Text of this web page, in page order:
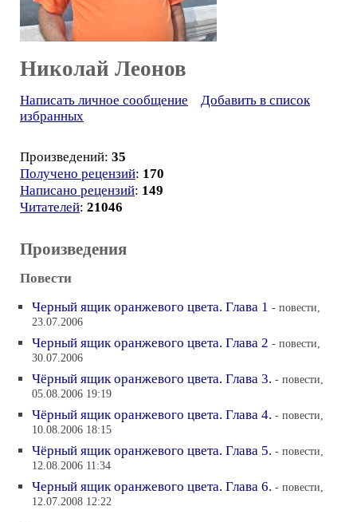
Николай Леонов
Написать личное сообщение
Добавить в список
избранных
Произведений: 35
Получено рецензий: 170
Написано рецензий: 149
Читателей: 21046
Произведения
Повести
Черный ящик оранжевого цвета. Глава 1 - повести,
23.07.2006
Черный ящик оранжевого цвета. Глава 2 - повести,
30.07.2006
Чёрный ящик оранжевого цвета. Глава 3. - повести,
05.08.2006 19:19
Чёрный ящик оранжевого цвета. Глава 4. - повести,
10.08.2006 18:15
Чёрный ящик оранжевого цвета. Глава 5. - повести,
12.08.2006 11:34
Черный ящик оранжевого цвета. Глава 6. - повести,
12.07.2008 12:22